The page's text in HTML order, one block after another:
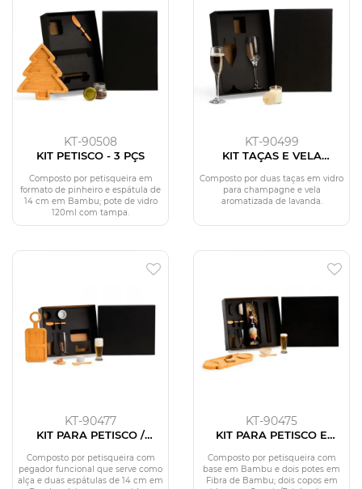
KT-90508
KIT PETISCO - 3 PÇS
Composto por petisqueira em
formato de pinheiro e espátula de
14 cm em Bambu; pote de vidro
120ml com tampa.
KT-90499
KIT TAÇAS E VELA
AROMATIZADA - 3 PÇS
Composto por duas taças em vidro
para champagne e vela
aromatizada de lavanda.
KT-90477
KIT PARA PETISCO /
Composto por petisqueira com
pegador funcional que serve como
alça e duas espátulas de 14 cm em
KT-90475
KIT PARA PETISCO E
Composto por petisqueira com
base em Bambu e dois potes em
Fibra de Bambu; dois copos em